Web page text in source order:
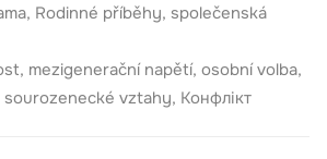
, Rodinné příběhy, společenská
, mezigenerační napětí, osobní volba,
sourozenecké vztahy, Конфлікт